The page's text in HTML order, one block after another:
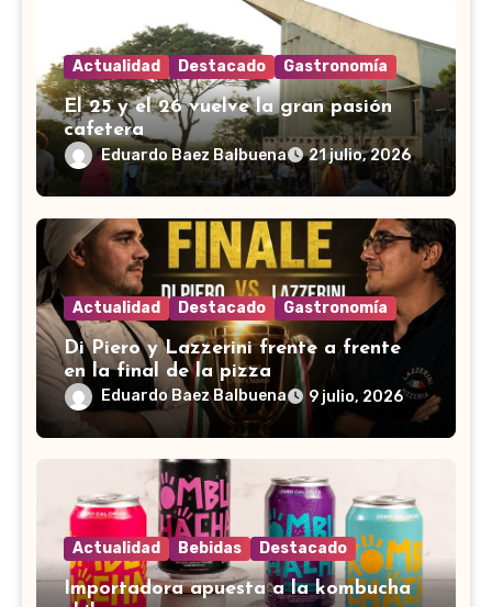
Actualidad Destacado Gastronomía
El 25 y el 26 vuelve la gran pasión
cafetera
Eduardo Baez Balbuena 21 julio, 2026
Actualidad Destacado Gastronomía
Di Piero y Lazzerini frente a frente
en la final de la pizza
Eduardo Baez Balbuena 9 julio, 2026
Actualidad Bebidas Destacado
Importadora apuesta a la kombucha